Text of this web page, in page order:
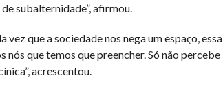
subalternidade”, afirmou.
vez que a sociedade nos nega um espaço, essa
nós que temos que preencher. Só não percebe
acrescentou.